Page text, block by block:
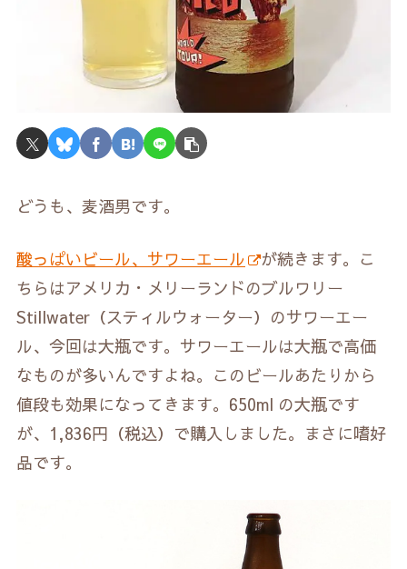
どうも、麦酒男です。
酸っぱいビール、サワーエール
が続きます。こ
ちらはアメリカ・メリーランドのブルワリー
Stillwater（スティルウォーター）のサワーエー
ル、今回は大瓶です。サワーエールは大瓶で高価
なものが多いんですよね。このビールあたりから
値段も効果になってきます。650ml の大瓶です
が、1,836円（税込）で購入しました。まさに嗜好
品です。